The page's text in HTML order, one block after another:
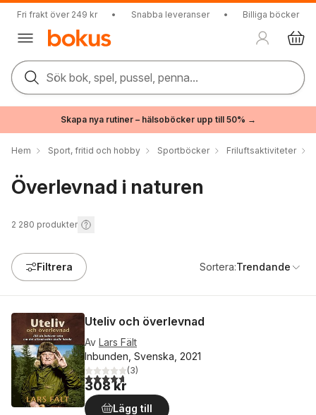
Fri frakt över 249 kr • Snabba leveranser • Billiga böcker
Sök bok, spel, pussel, penna...
Skapa nya rutiner – hälsoböcker upp till 50% →
Hem Sport, fritid och hobby Sportböcker Friluftsaktiviteter
Överlevnad i naturen
2 280 produkter
Filtrera Sortera:Trendande
Uteliv och överlevnad
Av Lars Fält
Inbunden, Svenska, 2021
4,7utav 5 stjärnor. Totalt antal röster:
(3)
308 kr
Lägg till